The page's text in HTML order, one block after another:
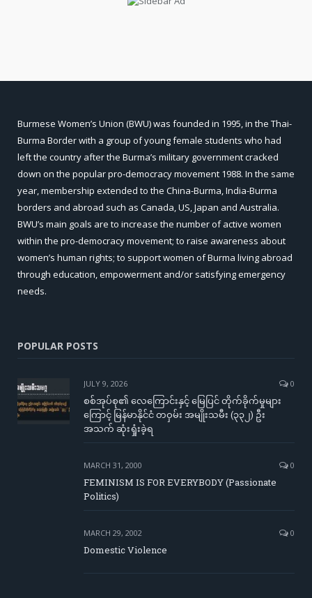
Burmese Women’s Union (BWU) was founded in 1995, in the Thai-
Burma Border with a group of young female students who had
left the country after the Burma’s military government cracked
down on the popular pro-democracy movement 1988. In the same
year, membership extended to the China-Burma, India-Burma
borders and abroad such as Canada, US, Japan and Australia.
BWU’s main goals are to increase the number of active women
within the pro-democracy movement; to raise awareness about
women’s human rights; to support women of Burma living abroad
through education, empowerment and/or satisfying emergency
needs.
POPULAR POSTS
JULY 9, 2026 0
စစ်အုပ်စု၏ လေကြောင်းနှင့် မြေပြင် တိုက်ခိုက်မှုများ
ကြောင့် မြန်မာနိုင်ငံ တဝှမ်း အမျိုးသမီး (၃၃၂) ဦး
အသက် ဆုံးရှုံးခဲ့ရ
MARCH 31, 2000 0
FEMINISM IS FOR EVERYBODY (Passionate
Politics)
MARCH 29, 2002 0
Domestic Violence